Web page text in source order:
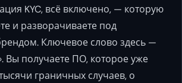
KYC, всё включено, — которую
и разворачиваете под
Ключевое слово здесь —
Вы получаете ПО, которое уже
граничных случаев, о